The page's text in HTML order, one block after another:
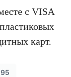
с VISA
карт.